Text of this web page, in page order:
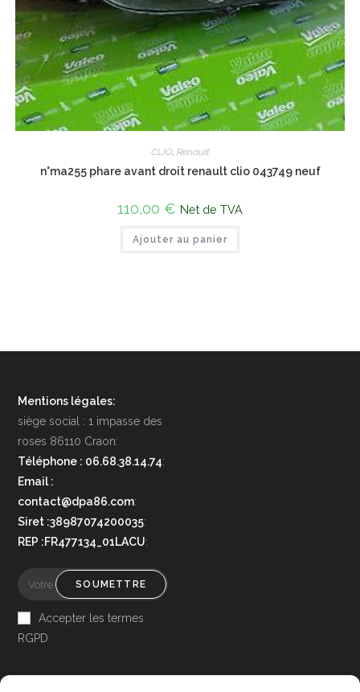
CLIO, Renault
n°ma255 phare avant droit renault clio 043749 neuf
110,00 € Net de TVA
Ajouter au panier
Mentions légales:
siège social : 1 impasse des
roses 86110 Craon:
Téléphone : 06.68.38.14.74:
Email :
contact@dpa86.com:
Siret :38987074200035:
REP :FR477134_01LACU:
SOUMETTRE
Accepter les termes
RGPD